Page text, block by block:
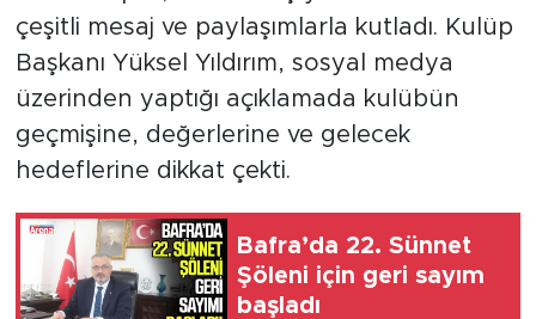
çeşitli mesaj ve paylaşımlarla kutladı. Kulüp
Başkanı Yüksel Yıldırım, sosyal medya
üzerinden yaptığı açıklamada kulübün
geçmişine, değerlerine ve gelecek
hedeflerine dikkat çekti.
Bafra’da 22. Sünnet
Şöleni için geri sayım
başladı